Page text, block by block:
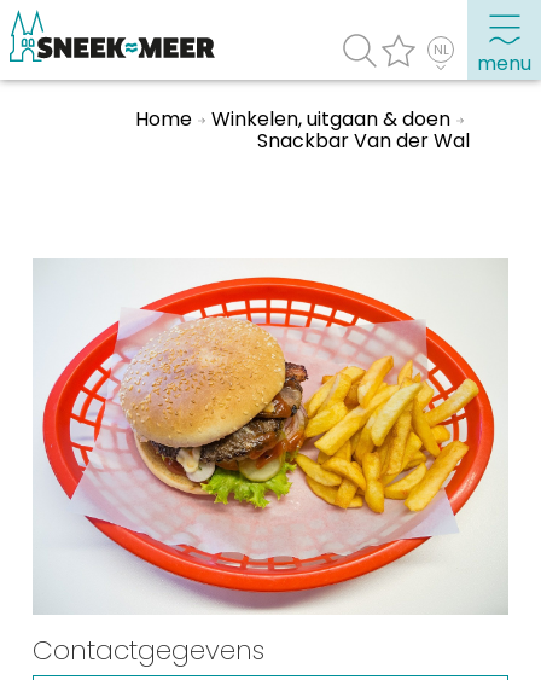
menu
Toeristische informatie
Bezienswaardigheden
Winkelen, uitgaan en doen
Eten, drinken & uitgaan
Watersport
Overnachten
Winkelen
En meer
Arrangementen
Home Winkelen, uitgaan & doen
Snackbar Van der Wal
Contactgegevens